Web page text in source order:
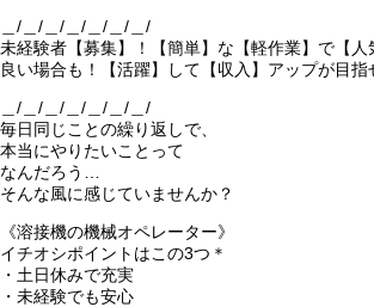
＿/＿/＿/＿/＿/＿/＿/
未経験者【募集】！【簡単】な【軽作業】で【
良い場合も！【活躍】して【収入】アップが目指
＿/＿/＿/＿/＿/＿/＿/
毎日同じことの繰り返しで、
本当にやりたいことって
なんだろう…
そんな風に感じていませんか？
《溶接機の機械オペレーター》
イチオシポイントはこの3つ＊
・土日休みで充実
・未経験でも安心